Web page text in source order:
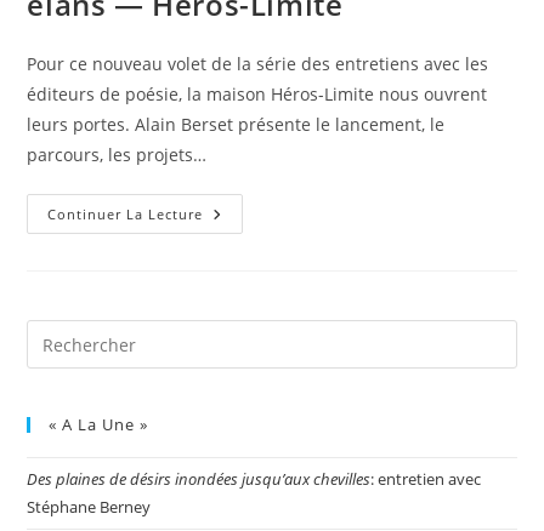
Pour ce nouveau volet de la série des entretiens avec les
éditeurs de poésie, la maison Héros-Limite nous ouvrent
leurs portes. Alain Berset présente le lancement, le
parcours, les projets…
Continuer La Lecture
« A La Une »
Des plaines de désirs inondées jusqu’aux chevilles: entretien avec
Stéphane Berney